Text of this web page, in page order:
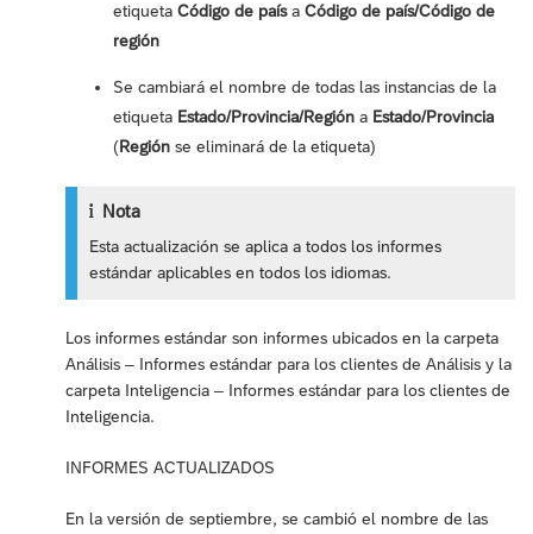
etiqueta Código de paísa Código de país/Código de
región
Se cambiará el nombre de todas las instancias de la
etiqueta Estado/Provincia/Región a Estado/Provincia
(Región se eliminará de la etiqueta)
Nota
Esta actualización se aplica a todos los informes
estándar aplicables en todos los idiomas.
Los informes estándar son informes ubicados en la carpeta
Análisis – Informes estándar para los clientes de Análisis y la
carpeta Inteligencia – Informes estándar para los clientes de
Inteligencia.
INFORMES ACTUALIZADOS
En la versión de septiembre, se cambió el nombre de las